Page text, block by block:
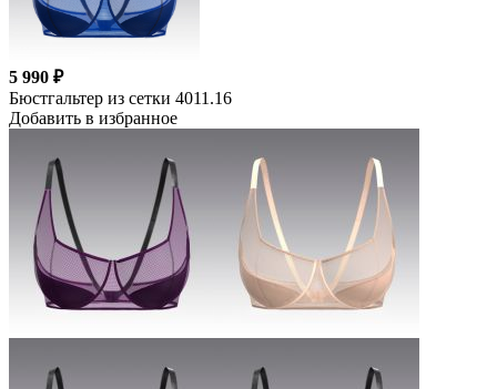
5 990 ₽
Бюстгальтер из сетки 4011.16
Добавить в избранное